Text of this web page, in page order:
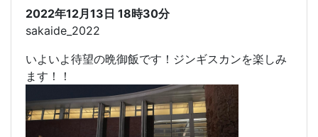
2022年12月13日 18時30分
sakaide_2022
いよいよ待望の晩御飯です！ジンギスカンを楽しみ
ます！！